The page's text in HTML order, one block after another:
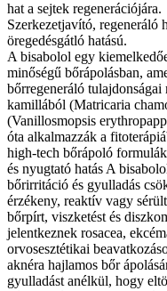
hat a sejtek regenerációjára.
Szerkezetjavító, regeneráló
öregedésgátló hatású.
A bisabolol egy
minőségű bőrápolásban,
bőrregeneráló
kamillából (Matricaria
(Vanillosmopsis
óta alkalmazzák a
high-tech bőrápoló
és nyugtató hatás A
bőrirritáció és gyulladás
érzékeny, reaktív vagy
bőrpírt, viszketést és
jelentkeznek rosacea,
orvosesztétikai
aknéra hajlamos bőr
gyulladást anélkül, hogy